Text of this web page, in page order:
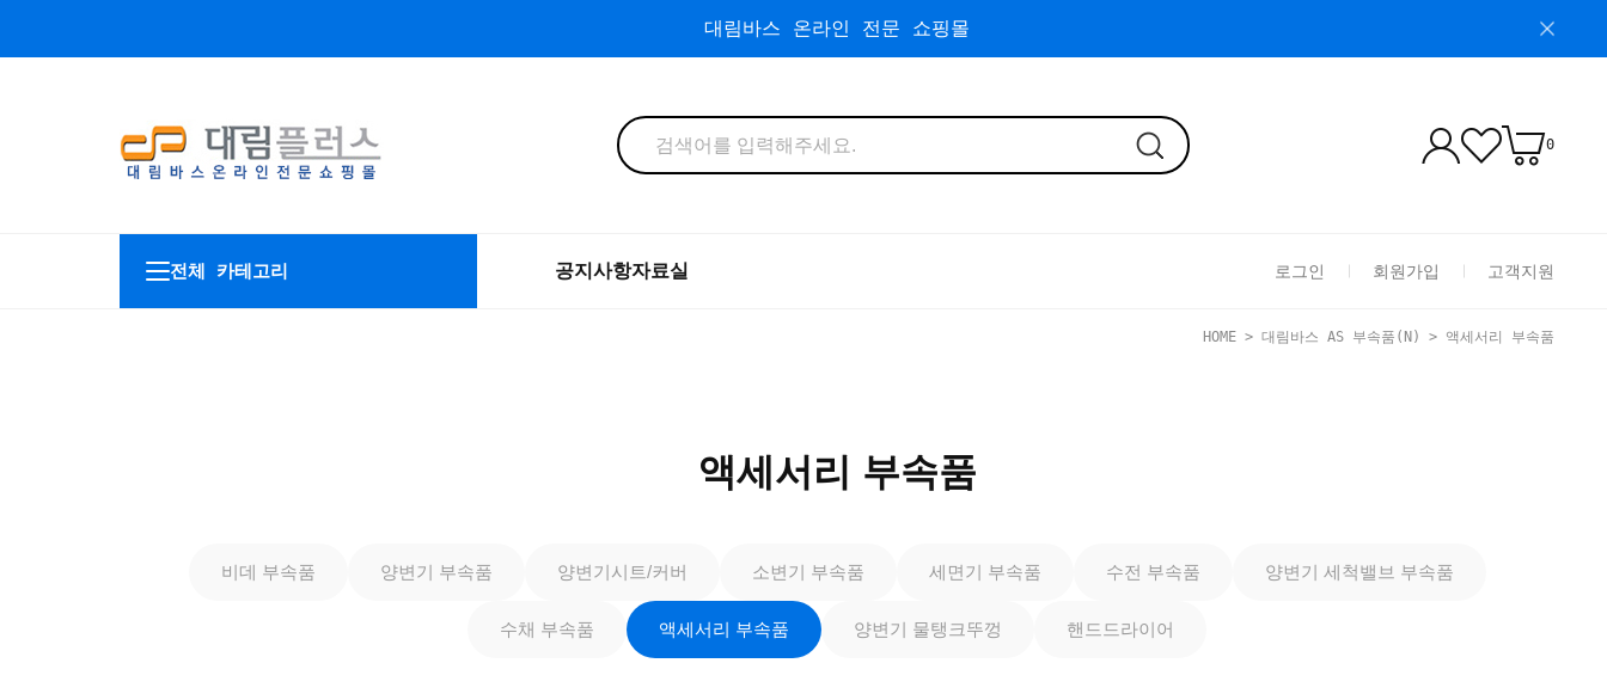
대림바스 온라인 전문 쇼핑몰
0
전체 카테고리 공지사항자료실 로그인 회원가입 고객지원
HOME > 대림바스 AS 부속품(N) > 액세서리 부속품
액세서리 부속품
비데 부속품 양변기 부속품 양변기시트/커버 소변기 부속품 세면기 부속품 수전 부속품 양변기 세척밸브 부속품
수채 부속품 액세서리 부속품 양변기 물탱크뚜껑 핸드드라이어